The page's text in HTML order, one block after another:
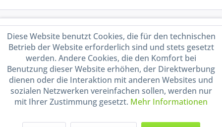
Shop Service
Informationen
Handel mit BIO-Weinen
durch DE-ÖKO-009
Diese Website benutzt Cookies, die für den technischen
Betrieb der Website erforderlich sind und stets gesetzt
werden. Andere Cookies, die den Komfort bei
Benutzung dieser Website erhöhen, der Direktwerbung
dienen oder die Interaktion mit anderen Websites und
sozialen Netzwerken vereinfachen sollen, werden nur
mit Ihrer Zustimmung gesetzt. Mehr Informationen